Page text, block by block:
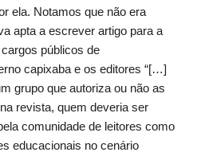
ela. Notamos que não era
apta a escrever artigo para a
públicos de
capixaba e os editores “[…]
grupo que autoriza ou não as
revista, quem deveria ser
comunidade de leitores como
educacionais no cenário